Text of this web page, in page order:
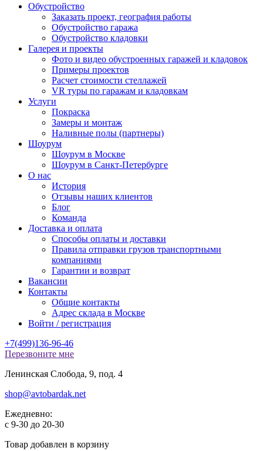
Обустройство
Заказать проект, география работы
Обустройство гаража
Обустройство кладовки
Галерея и проекты
Фото и видео обустроенных гаражей и кладовок
Примеры проектов
Расчет стоимости стеллажей
VR туры по гаражам и кладовкам
Услуги
Покраска
Замеры и монтаж
Наливные полы (партнеры)
Шоурум
Шоурум в Москве
Шоурум в Санкт-Петербурге
О нас
История
Отзывы наших клиентов
Блог
Команда
Доставка и оплата
Способы оплаты и доставки
Правила отправки грузов транспортными
компаниями
Гарантии и возврат
Вакансии
Контакты
Общие контакты
Адрес склада в Москве
Войти / регистрация
+7(499)136-96-46
Перезвоните мне
Ленинская Слобода, 9, под. 4
shop@avtobardak.net
Ежедневно:
c 9-30 до 20-30
Товар добавлен в корзину